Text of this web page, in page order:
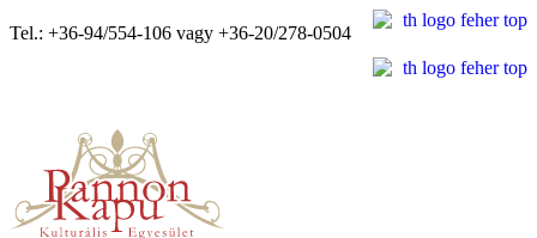
Tel.: +36-94/554-106 vagy +36-20/278-0504